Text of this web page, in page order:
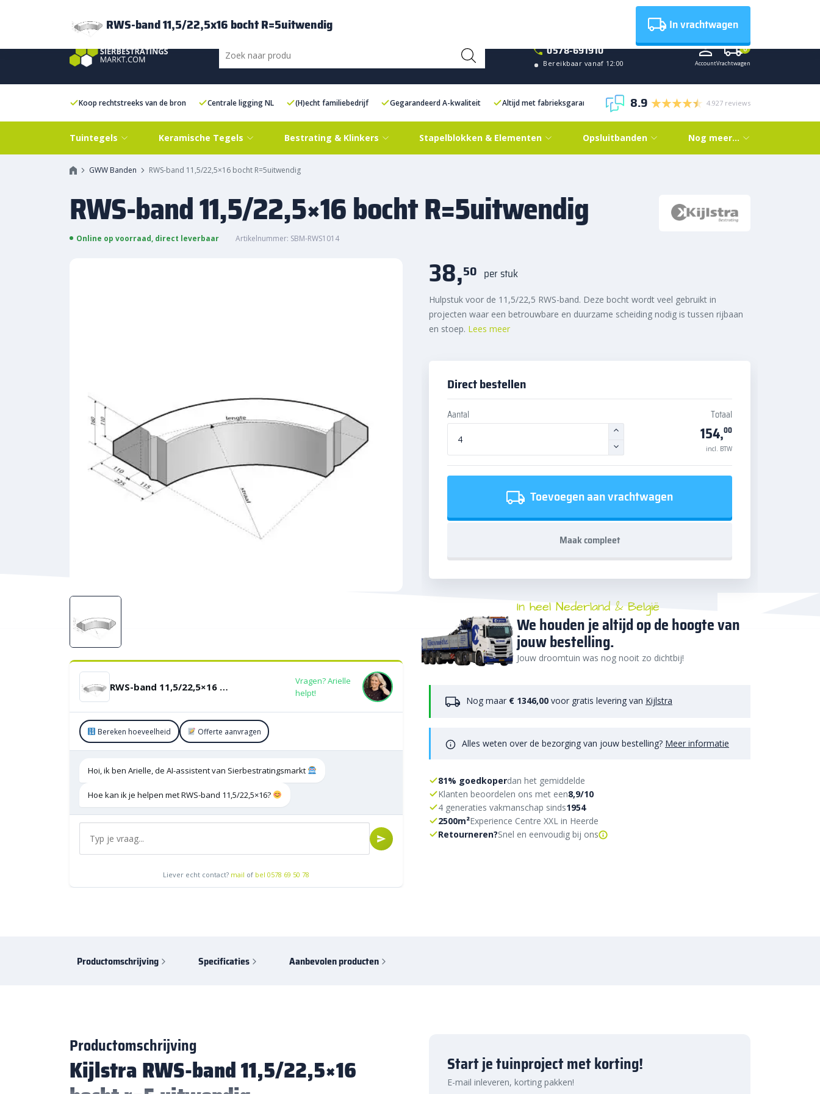
0578-691910
Bereikbaar vanaf 12:00 AccountVrachtwagen
0
Koop rechtstreeks van de bron Centrale ligging NL (H)echt familiebedrijf Gegarandeerd A-kwaliteit Altijd met fabrieksgarantie 8.9 4.927 reviews
Tuintegels Keramische Tegels Bestrating & Klinkers Stapelblokken & Elementen Opsluitbanden Nog meer…
GWW Banden RWS-band 11,5/22,5×16 bocht R=5uitwendig
RWS-band 11,5/22,5×16 bocht R=5uitwendig
Online op voorraad, direct leverbaar Artikelnummer: SBM-RWS1014
RWS-band 11,5/22,5×16 bocht R=5uitwendig
Vragen? Arielle
helpt!
Bereken hoeveelheid Offerte aanvragen
Hoi, ik ben Arielle, de AI-assistent van Sierbestratingsmarkt
Hoe kan ik je helpen met RWS-band 11,5/22,5×16?
Liever echt contact? mail of bel 0578 69 50 78
38,50 per stuk
Hulpstuk voor de 11,5/22,5 RWS-band. Deze bocht wordt veel gebruikt in
projecten waar een betrouwbare en duurzame scheiding nodig is tussen rijbaan
en stoep. Lees meer
Direct bestellen
Aantal Totaal
154,00
incl. BTW
Toevoegen aan vrachtwagen
Maak compleet
In heel Nederland & België
We houden je altijd op de hoogte van
jouw bestelling.
Jouw droomtuin was nog nooit zo dichtbij!
Nog maar € 1346,00 voor gratis levering van Kijlstra
Alles weten over de bezorging van jouw bestelling? Meer informatie
81% goedkoperdan het gemiddelde
Klanten beoordelen ons met een8,9/10
4 generaties vakmanschap sinds1954
2500m²Experience Centre XXL in Heerde
Retourneren?Snel en eenvoudig bij ons
Productomschrijving Specificaties Aanbevolen producten
Productomschrijving
Kijlstra RWS-band 11,5/22,5×16 Start je tuinproject met korting!
E-mail inleveren, korting pakken!
RWS-band 11,5/22,5x16 bocht R=5uitwendig In vrachtwagen